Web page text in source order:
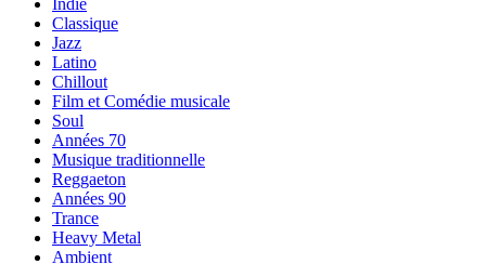
Indie
Classique
Jazz
Latino
Chillout
Film et Comédie musicale
Soul
Années 70
Musique traditionnelle
Reggaeton
Années 90
Trance
Heavy Metal
Ambient